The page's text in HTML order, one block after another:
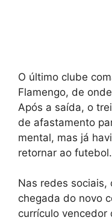
O último clube
Flamengo, de
Após a saída, o
de afastamento
mental, mas já
retornar ao futebol.
Nas redes sociais,
chegada do novo
currículo vencedor